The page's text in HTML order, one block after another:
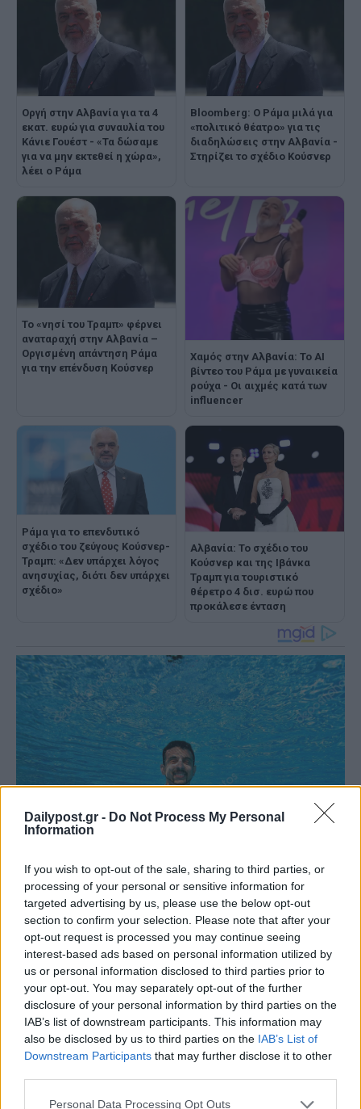
Dailypost.gr - Do Not Process My Personal
Information
If you wish to opt-out of the sale, sharing to third parties, or
processing of your personal or sensitive information for
targeted advertising by us, please use the below opt-out
section to confirm your selection. Please note that after your
opt-out request is processed you may continue seeing
interest-based ads based on personal information utilized by
us or personal information disclosed to third parties prior to
your opt-out. You may separately opt-out of the further
disclosure of your personal information by third parties on the
IAB’s list of downstream participants. This information may
also be disclosed by us to third parties on the IAB’s List of
Downstream Participants that may further disclose it to other
Personal Data Processing Opt Outs
Οργή στην Αλβανία για τα 4
εκατ. ευρώ για συναυλία του
Κάνιε Γουέστ - «Τα δώσαμε
για να μην εκτεθεί η χώρα»,
λέει ο Ράμα
Bloomberg: Ο Ράμα μιλά για
«πολιτικό θέατρο» για τις
διαδηλώσεις στην Αλβανία -
Στηρίζει το σχέδιο Κούσνερ
Το «νησί του Τραμπ» φέρνει
αναταραχή στην Αλβανία –
Οργισμένη απάντηση Ράμα
για την επένδυση Κούσνερ
Χαμός στην Αλβανία: Το AI
βίντεο του Ράμα με γυναικεία
ρούχα - Οι αιχμές κατά των
influencer
Ράμα για το επενδυτικό
σχέδιο του ζεύγους Κούσνερ-
Τραμπ: «Δεν υπάρχει λόγος
ανησυχίας, διότι δεν υπάρχει
σχέδιο»
Αλβανία: Το σχέδιο του
Κούσνερ και της Ιβάνκα
Τραμπ για τουριστικό
θέρετρο 4 δισ. ευρώ που
προκάλεσε ένταση